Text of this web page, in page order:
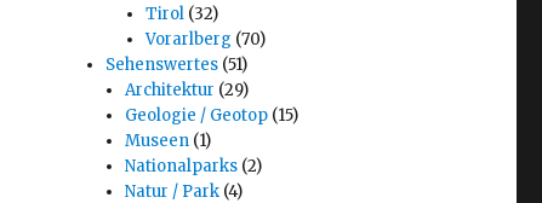
Tirol(32)
Vorarlberg (70)
Sehenswertes (51)
Architektur (29)
Geologie / Geotop (15)
Museen (1)
Nationalparks (2)
Natur / Park (4)